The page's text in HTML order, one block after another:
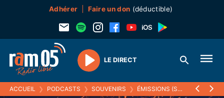
Adhérer Faire un don (déductible)
Play
LE DIRECT
ACCUEIL ❯ PODCASTS ❯ SOUVENIRS ❯ ÉMISSIONS (SOUVENIRS) ❯